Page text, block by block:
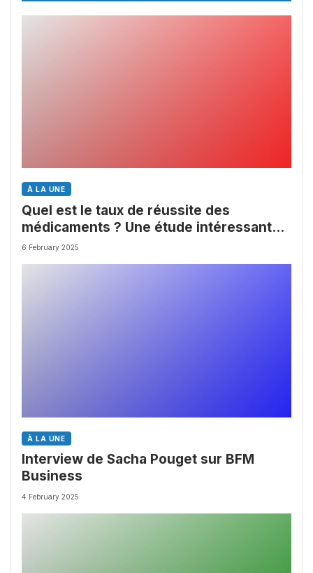
À LA UNE
Quel est le taux de réussite des
médicaments ? Une étude intéressante
chez les Big Pharmas
6 February 2025
À LA UNE
Interview de Sacha Pouget sur BFM
Business
4 February 2025